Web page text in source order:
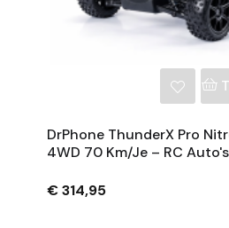
DrPhone ThunderX Pro
4WD 70 Km/je – RC Auto's
€ 314,95